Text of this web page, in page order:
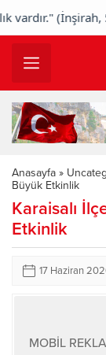
(İnşirah,
Anasayfa »
Büyük Etkinlik
Karaisalı
Etkinlik
17 Haziran
MOBİL